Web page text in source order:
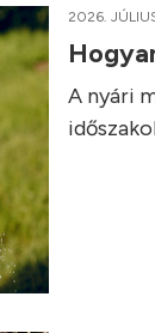
2026.
A nyári